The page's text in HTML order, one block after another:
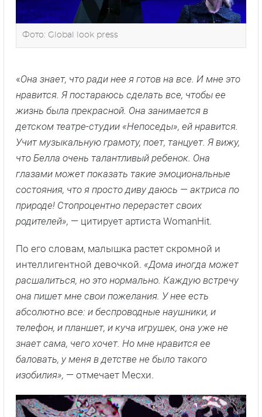
Фото: Global look press
«Она знает, что ради нее я готов на все. И мне это
нравится. Я постараюсь сделать все, чтобы ее
жизнь была прекрасной. Она занимается в
детском театре-студии «Непоседы», ей нравится.
Учит музыкальную грамоту, поет, танцует. Я вижу,
что Белла очень талантливый ребенок. Она
глазами может показать такие эмоциональные
состояния, что я просто диву даюсь — актриса по
природе! Стопроцентно перерастет своих
родителей», — цитирует артиста WomanHit.
По его словам, малышка растет скромной и
интеллигентной девочкой. «Дома иногда может
расшалиться, но это нормально. Каждую встречу
она пишет мне свои пожелания. У нее есть
абсолютно все: и беспроводные наушники, и
телефон, и планшет, и куча игрушек, она уже не
знает сама, чего хочет. Но мне нравится ее
баловать, у меня в детстве не было такого
изобилия», — отмечает Месхи.